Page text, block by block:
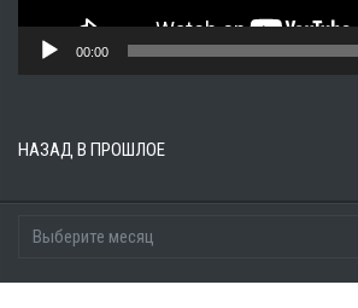
00:00
НАЗАД В ПРОШЛОЕ